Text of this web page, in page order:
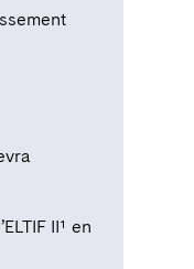
II¹ en